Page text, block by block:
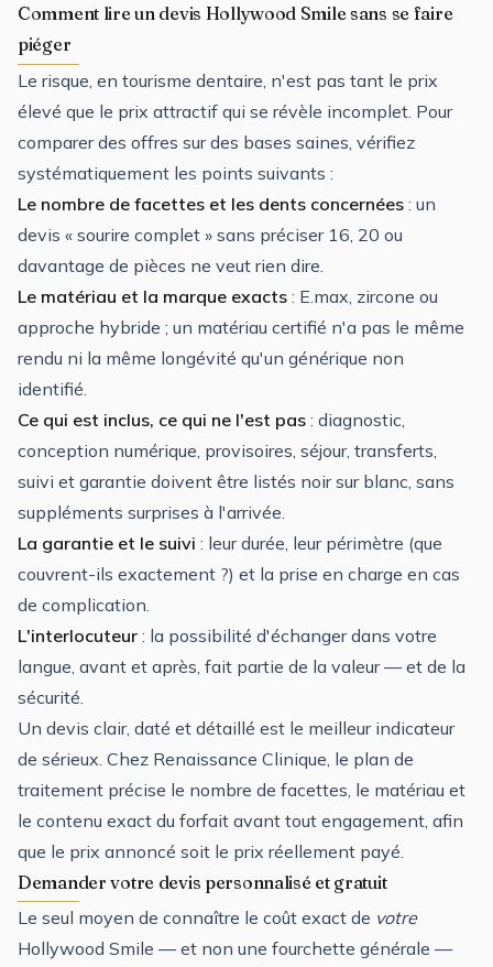
Comment lire un devis Hollywood Smile sans se faire
piéger
Le risque, en tourisme dentaire, n'est pas tant le prix
élevé que le prix attractif qui se révèle incomplet. Pour
comparer des offres sur des bases saines, vérifiez
systématiquement les points suivants :
Le nombre de facettes et les dents concernées : un
devis « sourire complet » sans préciser 16, 20 ou
davantage de pièces ne veut rien dire.
Le matériau et la marque exacts : E.max, zircone ou
approche hybride ; un matériau certifié n'a pas le même
rendu ni la même longévité qu'un générique non
identifié.
Ce qui est inclus, ce qui ne l'est pas : diagnostic,
conception numérique, provisoires, séjour, transferts,
suivi et garantie doivent être listés noir sur blanc, sans
suppléments surprises à l'arrivée.
La garantie et le suivi : leur durée, leur périmètre (que
couvrent-ils exactement ?) et la prise en charge en cas
de complication.
L'interlocuteur : la possibilité d'échanger dans votre
langue, avant et après, fait partie de la valeur — et de la
sécurité.
Un devis clair, daté et détaillé est le meilleur indicateur
de sérieux. Chez Renaissance Clinique, le plan de
traitement précise le nombre de facettes, le matériau et
le contenu exact du forfait avant tout engagement, afin
que le prix annoncé soit le prix réellement payé.
Demander votre devis personnalisé et gratuit
Le seul moyen de connaître le coût exact de votre
Hollywood Smile — et non une fourchette générale —